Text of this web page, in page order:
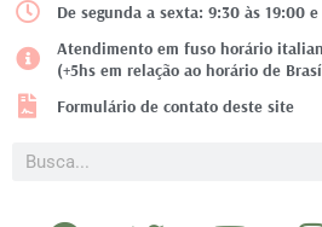
De segunda a sexta: 9:30 às 19:00
Atendimento em fuso horário
(+5hs em relação ao horário de
Formulário de contato deste site
Pesquisar